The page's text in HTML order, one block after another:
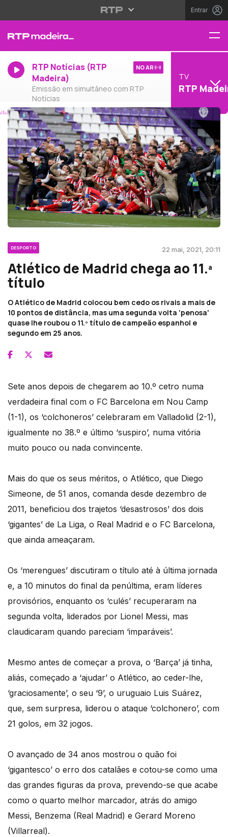
Entrar
RTP Notícias (RTP
Madeira)
Emissão em simultâneo com RTP
Notícias
NO AR
TV
RTP
DESPORTO 22 mai, 2021, 20:11
Atlético de Madrid chega ao 11.ª
título
O Atlético de Madrid colocou bem cedo os rivais a mais de
10 pontos de distância, mas uma segunda volta 'penosa'
quase lhe roubou o 11.º título de campeão espanhol e
segundo em 25 anos.
Sete anos depois de chegarem ao 10.º cetro numa
verdadeira final com o FC Barcelona em Nou Camp
(1-1), os ‘colchoneros’ celebraram em Valladolid (2-1),
igualmente no 38.º e último ‘suspiro’, numa vitória
muito pouco ou nada convincente.
Mais do que os seus méritos, o Atlético, que Diego
Simeone, de 51 anos, comanda desde dezembro de
2011, beneficiou dos trajetos ‘desastrosos’ dos dois
‘gigantes’ de La Liga, o Real Madrid e o FC Barcelona,
que ainda ameaçaram.
Os ‘merengues’ discutiram o título até à última jornada
e, a 10 minutos do final da penúltima, eram líderes
provisórios, enquanto os ‘culés’ recuperaram na
segunda volta, liderados por Lionel Messi, mas
claudicaram quando pareciam ‘imparáveis’.
Mesmo antes de começar a prova, o ‘Barça’ já tinha,
aliás, começado a ‘ajudar’ o Atlético, ao ceder-lhe,
‘graciosamente’, o seu ‘9’, o uruguaio Luis Suárez,
que, sem surpresa, liderou o ataque ‘colchonero’, com
21 golos, em 32 jogos.
O avançado de 34 anos mostrou o quão foi
‘gigantesco’ o erro dos catalães e cotou-se como uma
das grandes figuras da prova, prevendo-se que acabe
como o quarto melhor marcador, atrás do amigo
Messi, Benzema (Real Madrid) e Gerard Moreno
(Villarreal).